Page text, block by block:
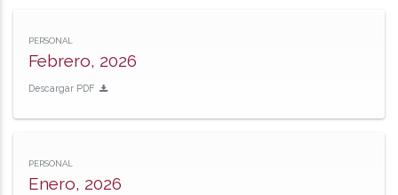
PERSONAL
Febrero, 2026
Descargar PDF
PERSONAL
Enero, 2026